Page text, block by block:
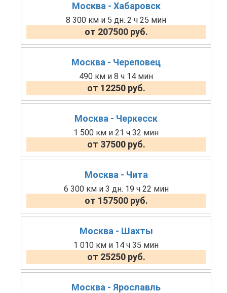
Москва - Хабаровск
8 300 км и 5 дн. 2 ч 25 мин
от 207500 руб.
Москва - Череповец
490 км и 8 ч 14 мин
от 12250 руб.
Москва - Черкесск
1 500 км и 21 ч 32 мин
от 37500 руб.
Москва - Чита
6 300 км и 3 дн. 19 ч 22 мин
от 157500 руб.
Москва - Шахты
1 010 км и 14 ч 35 мин
от 25250 руб.
Москва - Ярославль